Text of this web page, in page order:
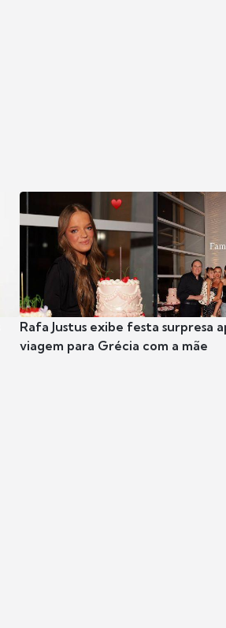
Rafa Justus exibe festa surpresa
viagem para Grécia com a mãe